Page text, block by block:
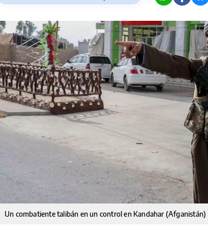
Un combatiente talibán en un control en Kandahar (Afganistán)